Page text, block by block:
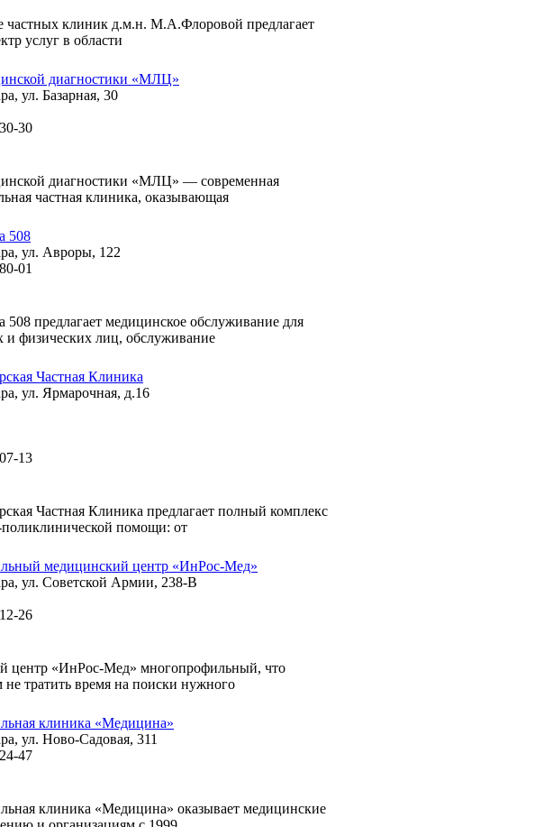
частных клиник д.м.н. М.А.Флоровой предлагает
услуг в области
диагностики «МЛЦ»
ул. Базарная, 30
30
диагностики «МЛЦ» — современная
частная клиника, оказывающая
508
ул. Авроры, 122
01
предлагает медицинское обслуживание для
и физических лиц, обслуживание
Частная Клиника
ул. Ярмарочная, д.16
13
Частная Клиника предлагает полный комплекс
поликлинической помощи: от
медицинский центр «ИнРос-Мед»
ул. Советской Армии, 238-В
26
центр «ИнРос-Мед» многопрофильный, что
не тратить время на поиски нужного
клиника «Медицина»
ул. Ново-Садовая, 311
47
клиника «Медицина» оказывает медицинские